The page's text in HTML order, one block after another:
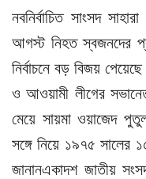
নবনির্বাচিত সাংসদ
আগস্ট নিহত স্বজনদের
নির্বাচনে বড় বিজয়
ও আওয়ামী লীগের
মেয়ে সায়মা ওয়াজেদ
সঙ্গে নিয়ে ১৯৭৫
জানানএকাদশ জাতীয়